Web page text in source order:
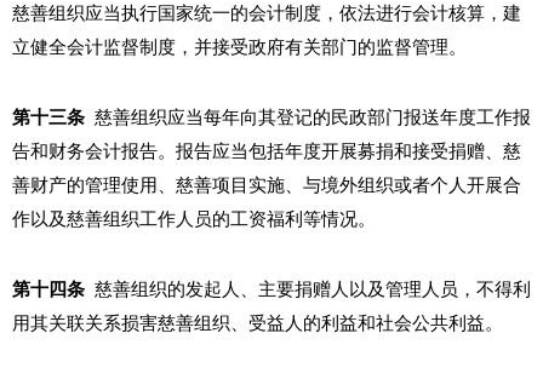
慈善组织应当执行国家统一的会计制度，依法进行会计核算，建
立健全会计监督制度，并接受政府有关部门的监督管理。
第十三条 慈善组织应当每年向其登记的民政部门报送年度工作报
告和财务会计报告。报告应当包括年度开展募捐和接受捐赠、慈
善财产的管理使用、慈善项目实施、与境外组织或者个人开展合
作以及慈善组织工作人员的工资福利等情况。
第十四条 慈善组织的发起人、主要捐赠人以及管理人员，不得利
用其关联关系损害慈善组织、受益人的利益和社会公共利益。